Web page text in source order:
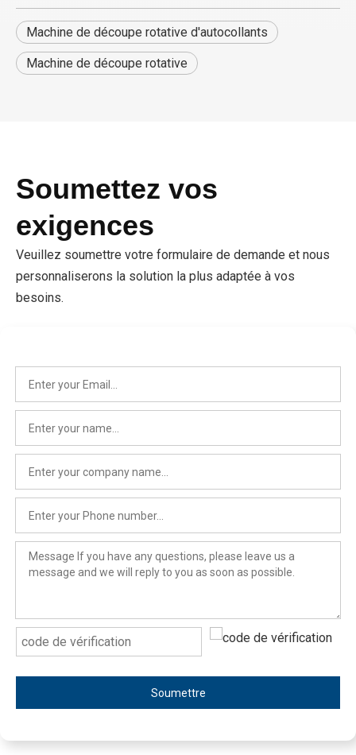
Machine de découpe rotative d'autocollants
Machine de découpe rotative
Soumettez vos
exigences
Veuillez soumettre votre formulaire de demande et nous
personnaliserons la solution la plus adaptée à vos
besoins.
Soumettre